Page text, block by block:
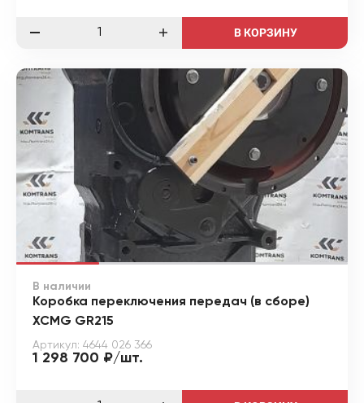
В КОРЗИНУ
В наличии
Коробка переключения передач (в сборе)
XCMG GR215
Артикул: 4644 026 366
1 298 700 ₽/шт.